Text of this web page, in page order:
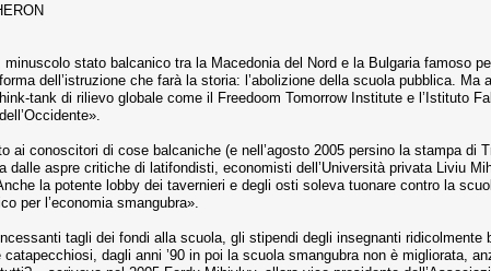
minuscolo stato balcanico tra la Macedonia del Nord e la Bulgaria famoso
dell’istruzione che farà la storia: l’abolizione della scuola pubblica.
tank di rilievo globale come il Freedoom Tomorrow Institute e l’Istituto
ai conoscitori di cose balcaniche (e nell’agosto 2005 persino la stampa
dalle aspre critiche di latifondisti, economisti dell’Università privata Liviu
la potente lobby dei tavernieri e degli osti soleva tuonare contro la
per l’economia smangubra».
tagli dei fondi alla scuola, gli stipendi degli insegnanti
catapecchiosi, dagli anni ’90 in poi la scuola smangubra non è migliorata,